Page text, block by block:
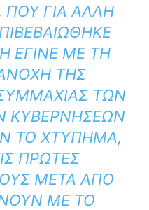
ΠΟΥ ΓΙΑ ΆΛΛΗ
ΈΓΙΝΕ ΜΕ ΤΗ
ΤΗΣ
ΤΩΝ
ΚΥΒΕΡΝΉΣΕΩΝ
ΤΟ ΧΤΎΠΗΜΑ,
ΠΡΏΤΕΣ
ΜΕΤΆ ΑΠΌ
ΜΕ ΤΟ